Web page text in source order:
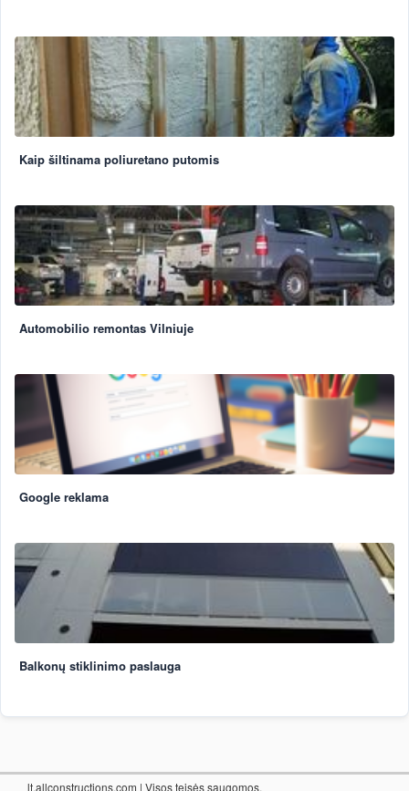
Kaip šiltinama poliuretano putomis
Automobilio remontas Vilniuje
Google reklama
Balkonų stiklinimo paslauga
lt.allconstructions.com | Visos teisės saugomos.